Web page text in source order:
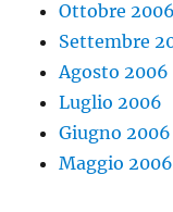
Ottobre 2006
Settembre
Agosto 2006
Luglio 2006
Giugno 2006
Maggio 2006